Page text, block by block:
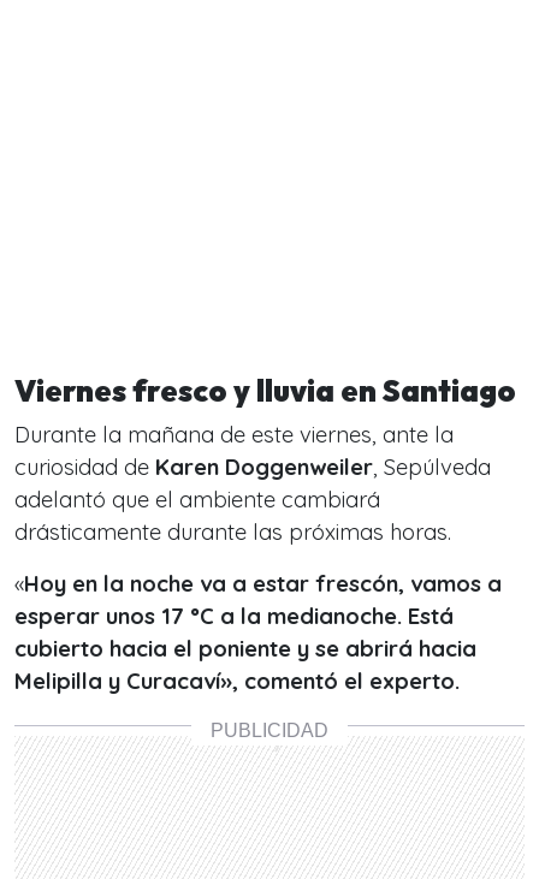
Viernes fresco y lluvia en Santiago
Durante la mañana de este viernes, ante la
curiosidad de Karen Doggenweiler, Sepúlveda
adelantó que el ambiente cambiará
drásticamente durante las próximas horas.
«Hoy en la noche va a estar frescón, vamos a
esperar unos 17 °C a la medianoche. Está
cubierto hacia el poniente y se abrirá hacia
Melipilla y Curacaví», comentó el experto.